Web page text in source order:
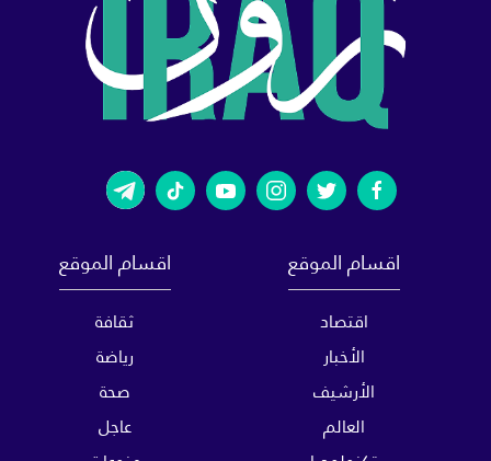
اقسام الموقع
اقتصاد
الأخبار
الأرشيف
العالم
اقسام الموقع
ثقافة
رياضة
صحة
عاجل